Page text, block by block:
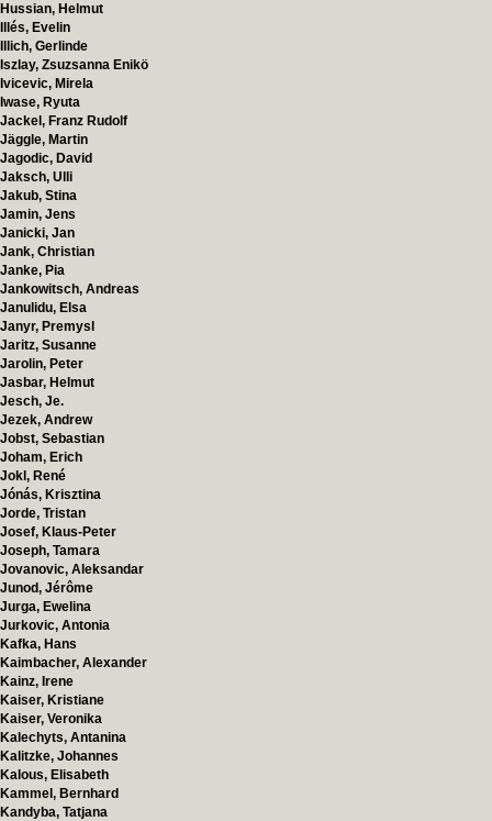
Hussian, Helmut
Illés, Evelin
Illich, Gerlinde
Iszlay, Zsuzsanna Enikö
Ivicevic, Mirela
Iwase, Ryuta
Jackel, Franz Rudolf
Jäggle, Martin
Jagodic, David
Jaksch, Ulli
Jakub, Stina
Jamin, Jens
Janicki, Jan
Jank, Christian
Janke, Pia
Jankowitsch, Andreas
Janulidu, Elsa
Janyr, Premysl
Jaritz, Susanne
Jarolin, Peter
Jasbar, Helmut
Jesch, Je.
Jezek, Andrew
Jobst, Sebastian
Joham, Erich
Jokl, René
Jónás, Krisztina
Jorde, Tristan
Josef, Klaus-Peter
Joseph, Tamara
Jovanovic, Aleksandar
Junod, Jérôme
Jurga, Ewelina
Jurkovic, Antonia
Kafka, Hans
Kaimbacher, Alexander
Kainz, Irene
Kaiser, Kristiane
Kaiser, Veronika
Kalechyts, Antanina
Kalitzke, Johannes
Kalous, Elisabeth
Kammel, Bernhard
Kandyba, Tatjana